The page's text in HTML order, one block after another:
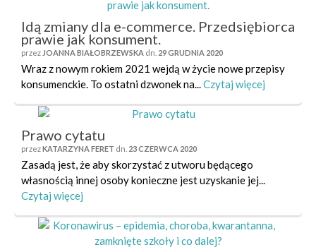
Idą zmiany dla e-commerce. Przedsiębiorca
prawie jak konsument.
przez JOANNA BIAŁOBRZEWSKA dn. 29 GRUDNIA 2020
Wraz z nowym rokiem 2021 wejdą w życie nowe przepisy
konsumenckie. To ostatni dzwonek na... Czytaj więcej
Prawo cytatu
przezKATARZYNA FERET dn. 23 CZERWCA 2020
Zasadą jest, że aby skorzystać z utworu będącego
własnością innej osoby konieczne jest uzyskanie jej...
Czytaj więcej